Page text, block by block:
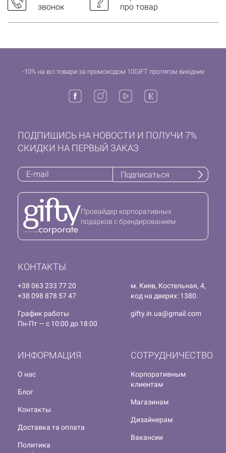
звонок
про товар
-10% на всі товари за промокодом 10GIFT протягом вихідних
КОНТАКТЫ
+38 063 233 77 20
+38 098 878 57 47
м. Киев, Костельная, 4,
код на дверях: 1380.
График работы
Пн-Пт — с 10:00 до 18:00
gifty.in.ua@gmail.com
СОТРУДНИЧЕСТВО
Корпоративным
клиентам
Магазинам
Дизайнерам
Вакансии
ИНФОРМАЦИЯ
О нас
Блог
Контакты
Доставка та оплата
Политика
ПОДПИШИСЬ НА НОВОСТИ И ПОЛУЧИ 7%
СКИДКИ НА ПЕРВЫЙ ЗАКАЗ
Подписаться
Провайдер корпоративных
подарков с брендированием